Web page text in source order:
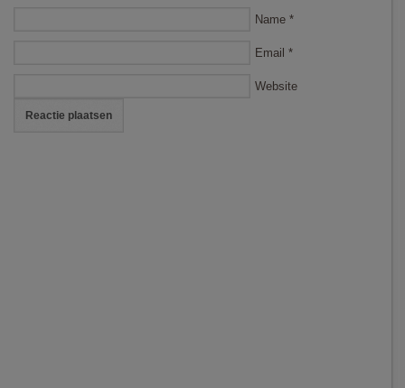
Name *
Email *
Website